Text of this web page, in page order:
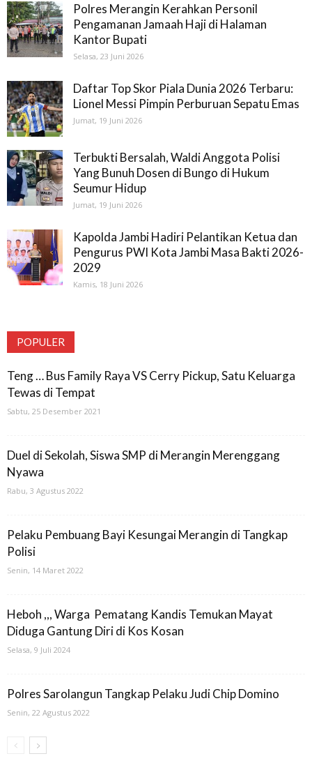
Polres Merangin Kerahkan Personil
Pengamanan Jamaah Haji di Halaman
Kantor Bupati
Selasa, 23 Juni 2026
Daftar Top Skor Piala Dunia 2026 Terbaru:
Lionel Messi Pimpin Perburuan Sepatu Emas
Jumat, 19 Juni 2026
Terbukti Bersalah, Waldi Anggota Polisi
Yang Bunuh Dosen di Bungo di Hukum
Seumur Hidup
Jumat, 19 Juni 2026
Kapolda Jambi Hadiri Pelantikan Ketua dan
Pengurus PWI Kota Jambi Masa Bakti 2026-
2029
Kamis, 18 Juni 2026
POPULER
Teng … Bus Family Raya VS Cerry Pickup, Satu Keluarga
Tewas di Tempat
Sabtu, 25 Desember 2021
Duel di Sekolah, Siswa SMP di Merangin Merenggang
Nyawa
Rabu, 3 Agustus 2022
Pelaku Pembuang Bayi Kesungai Merangin di Tangkap
Polisi
Senin, 14 Maret 2022
Heboh ,,, Warga Pematang Kandis Temukan Mayat
Diduga Gantung Diri di Kos Kosan
Selasa, 9 Juli 2024
Polres Sarolangun Tangkap Pelaku Judi Chip Domino
Senin, 22 Agustus 2022